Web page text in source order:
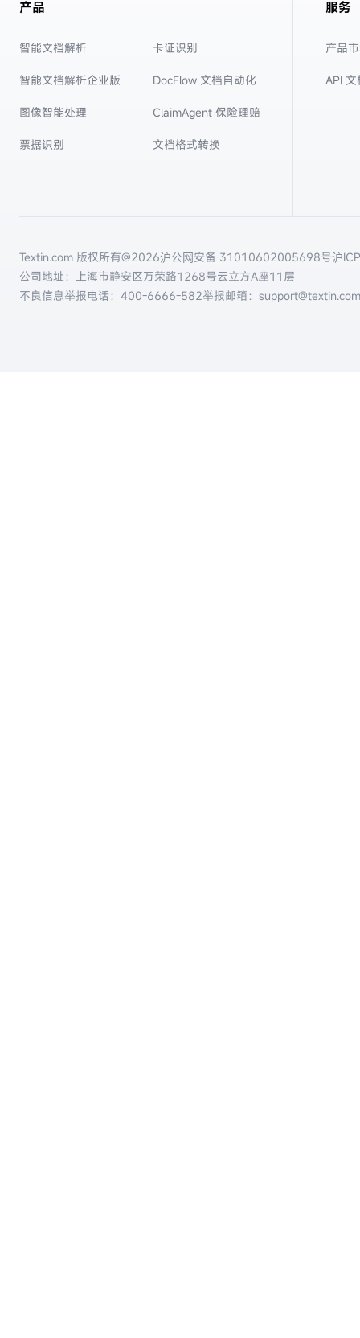
产品
智能文档解析
智能文档解析企业版
图像智能处理
票据识别
卡证识别
DocFlow 文档自动化
ClaimAgent 保险理赔
文档格式转换
服务
产品
API
Textin.com 版权所有@2026沪公网安备 31010602005698号沪
公司地址：上海市静安区万荣路1268号云立方A座11层
不良信息举报电话： 400-6666-582举报邮箱：support@textin.com